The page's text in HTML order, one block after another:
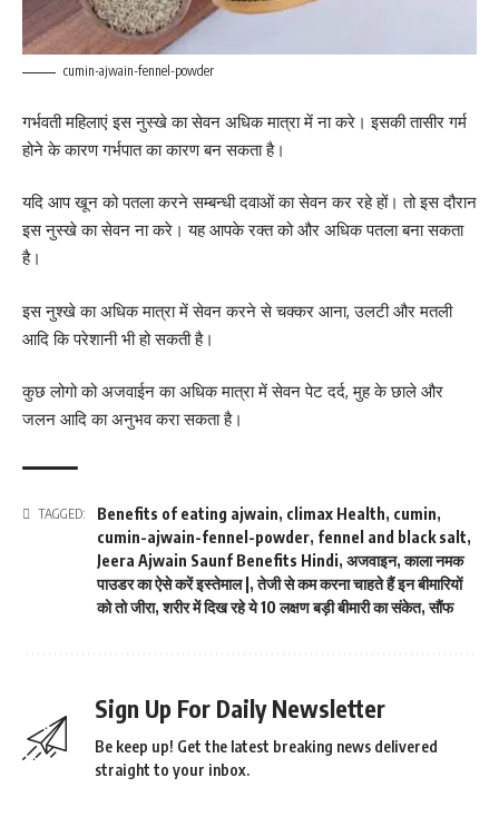
cumin-ajwain-fennel-powder
गर्भवती महिलाएं इस नुस्खे का सेवन अधिक मात्रा में ना करे। इसकी तासीर गर्म
होने के कारण गर्भपात का कारण बन सकता है।
यदि आप खून को पतला करने सम्बन्धी दवाओं का सेवन कर रहे हों। तो इस दौरान
इस नुस्खे का सेवन ना करे। यह आपके रक्त को और अधिक पतला बना सकता
है।
इस नुश्खे का अधिक मात्रा में सेवन करने से चक्कर आना, उलटी और मतली
आदि कि परेशानी भी हो सकती है।
कुछ लोगो को अजवाईन का अधिक मात्रा में सेवन पेट दर्द, मुह के छाले और
जलन आदि का अनुभव करा सकता है।
TAGGED: Benefits of eating ajwain, climax Health, cumin,
cumin-ajwain-fennel-powder, fennel and black salt,
Jeera Ajwain Saunf Benefits Hindi, अजवाइन,काला नमक
पाउडर का ऐसे करें इस्तेमाल | ,तेजी से कम करना चाहते हैं इन बीमारियों
को तो जीरा,शरीर में दिख रहे ये 10 लक्षण बड़ी बीमारी का संकेत,सौंफ
Sign Up For Daily Newsletter
Be keep up! Get the latest breaking news delivered
straight to your inbox.